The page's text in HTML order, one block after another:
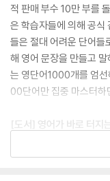
적 판매 부수 10만 부를
은 학습자들에 의해 공식
들은 절대 어려운 단어들
해 영어 문장을 만들고
는 영단어1000개를 엄
00단어만 집중 마스터하
[도서] 영어가 바로 터지
주제별 1000패턴으로
★ 누적 판매 부수 10만